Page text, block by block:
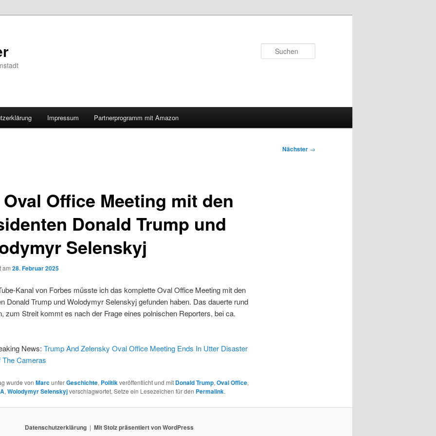
Impressum Partnerprogramm mit Amazon
Nächster →
Oval Office Meeting mit den
Donald Trump und
Selenskyj
am 28. Februar 2025
Kanal von Forbes müsste ich das komplette Oval Office Meeting mit den
Donald Trump und Wolodymyr Selenskyj gefunden haben. Das dauerte rund
zum Streit kommt es nach der Frage eines polnischen Reporters, bei ca.
News: Trump And Zelensky Oval Office Meeting Ends In Utter Disaster
The Cameras
wurde von MarcunterGeschichte, Politikveröffentlicht und mit Donald Trump, Oval Office,
, Wolodymyr Selenskyjverschlagwortet. Setze ein Lesezeichen für den Permalink.
Datenschutzerklärung Mit Stolz präsentiert von WordPress